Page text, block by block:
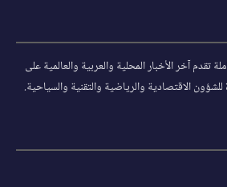
آخر الأخبار المحلية والعربية والعالمية على
الاقتصادية والرياضية والتقنية والسياحية.